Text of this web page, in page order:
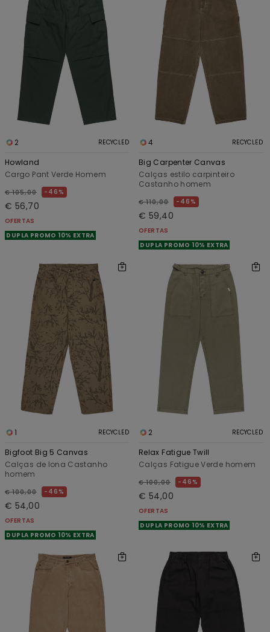
2 RECYCLED
Howland
Cargo Pant Verde Homem
€ 105,00 46%
€ 56,70
OFERTAS
DUPLA PROMO 10% EXTRA
4 RECYCLED
Big Carpenter Canvas
Calças estilo carpinteiro
Castanho homem
€ 110,00 46%
€ 59,40
OFERTAS
DUPLA PROMO 10% EXTRA
1 RECYCLED
Bigfoot Big 5 Canvas
Calças de lona Castanho
homem
€ 100,00 46%
€ 54,00
OFERTAS
DUPLA PROMO 10% EXTRA
2 RECYCLED
Relax Fatigue Twill
Calças Fatigue Verde homem
€ 100,00 46%
€ 54,00
OFERTAS
DUPLA PROMO 10% EXTRA